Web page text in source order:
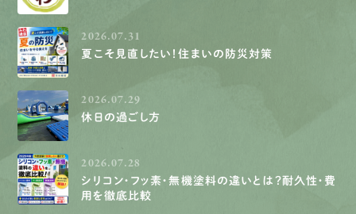
2026.07.31
夏こそ見直したい！住まいの防災対策
2026.07.29
休日の過ごし方
2026.07.28
シリコン・フッ素・無機塗料の違いとは？耐久性・費
用を徹底比較